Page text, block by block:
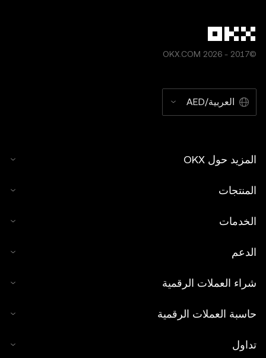
©2017 - 2026 OKX.COM
العربية/AED
المزيد حول OKX
المنتجات
الخدمات
الدعم
شراء العملات الرقمية
حاسبة العملات الرقمية
تداول